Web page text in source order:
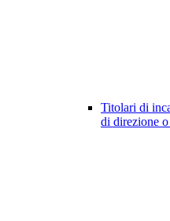
Titolari di
di direzione